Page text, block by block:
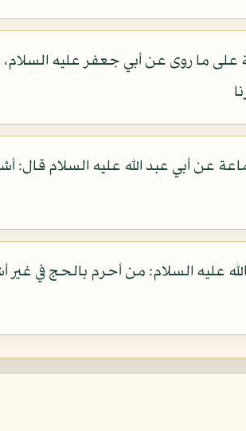
ما روى عن أبي جعفر عليه
عن أبي عبد الله عليه السلام قال:
عليه السلام: من أحرم بالحج في غير